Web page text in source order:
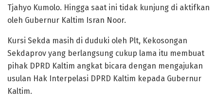
Tjahyo Kumolo. Hingga saat ini tidak kunjung di aktifkan
oleh Gubernur Kaltim Isran Noor.
Kursi Sekda masih di duduki oleh Plt, Kekosongan
Sekdaprov yang berlangsung cukup lama itu membuat
pihak DPRD Kaltim angkat bicara dengan mengajukan
usulan Hak Interpelasi DPRD Kaltim kepada Gubernur
Kaltim.